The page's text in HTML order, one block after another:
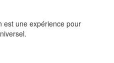
est une expérience pour